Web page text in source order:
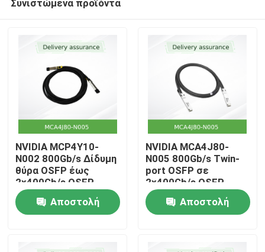
Αρχική
Προϊόντα
Βίντεο
Συνιστώμενα προϊόντα
NVIDIA MCP4Y10-
N002 800Gb/s Δίδυμη
θύρα OSFP έως
2x400Gb/s OSFP
Παθητικό άμεσο
καλώδιο χαλκού
(DAC)
Αποστολή
NVIDIA MCA4J80-
N005 800Gb/s Twin-
port OSFP σε
2x400Gb/s OSFP
InfiniBand Active
Copper Cable (ACC)
Αποστολή